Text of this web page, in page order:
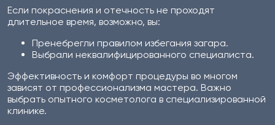
Если покраснения и отечность не проходят
длительное время, возможно, вы:
Пренебрегли правилом избегания загара.
Выбрали неквалифицированного специалиста.
Эффективность и комфорт процедуры во многом
зависят от профессионализма мастера. Важно
выбрать опытного косметолога в специализированной
клинике.